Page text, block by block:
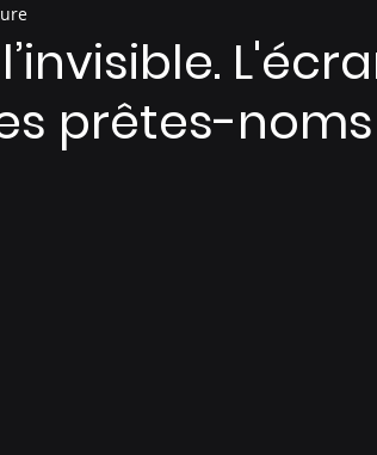
prêtes-